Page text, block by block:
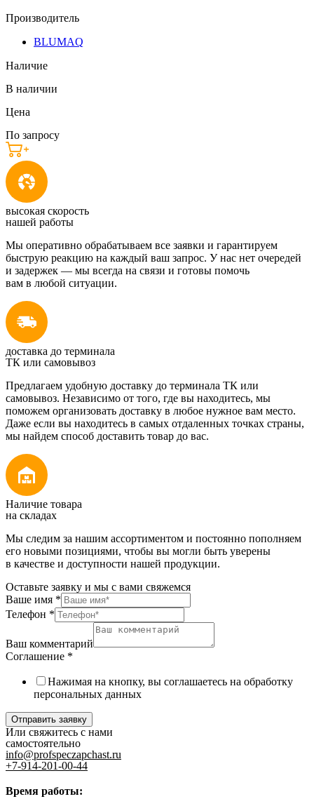
Производитель
BLUMAQ
Наличие
В наличии
Цена
По запросу
высокая скорость
нашей работы
Мы оперативно обрабатываем все заявки и гарантируем
быструю реакцию на каждый ваш запрос. У нас нет очередей
и задержек — мы всегда на связи и готовы помочь
вам в любой ситуации.
доставка до терминала
ТК или самовывоз
Предлагаем удобную доставку до терминала ТК или
самовывоз. Независимо от того, где вы находитесь, мы
поможем организовать доставку в любое нужное вам место.
Даже если вы находитесь в самых отдаленных точках страны,
мы найдем способ доставить товар до вас.
Наличие товара
на складах
Мы следим за нашим ассортиментом и постоянно пополняем
его новыми позициями, чтобы вы могли быть уверены
в качестве и доступности нашей продукции.
Оставьте заявку и мы с вами свяжемся
Ваше имя *
Телефон *
Ваш комментарий
Соглашение *
Нажимая на кнопку, вы соглашаетесь на обработку
персональных данных
Отправить заявку
Или свяжитесь с нами
самостоятельно
info@profspeczapchast.ru
+7-914-201-00-44
Время работы: